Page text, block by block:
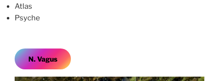
Atlas
Psyche
N. Vagus